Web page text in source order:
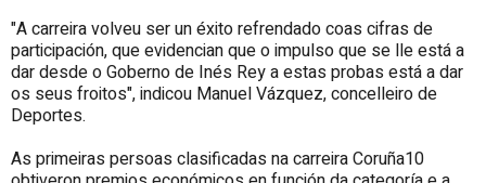
"A carreira volveu ser un éxito refrendado coas cifras de
participación, que evidencian que o impulso que se lle está a
dar desde o Goberno de Inés Rey a estas probas está a dar
os seus froitos", indicou Manuel Vázquez, concelleiro de
Deportes.
As primeiras persoas clasificadas na carreira Coruña10